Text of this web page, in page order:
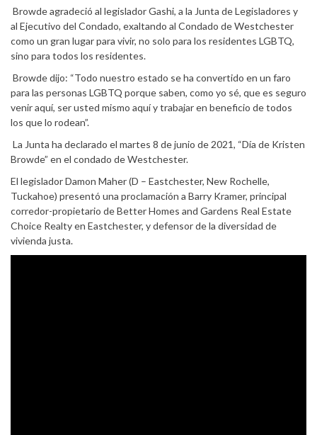
Browde agradeció al legislador Gashi, a la Junta de Legisladores y
al Ejecutivo del Condado, exaltando al Condado de Westchester
como un gran lugar para vivir, no solo para los residentes LGBTQ,
sino para todos los residentes.
Browde dijo: “Todo nuestro estado se ha convertido en un faro
para las personas LGBTQ porque saben, como yo sé, que es seguro
venir aquí, ser usted mismo aquí y trabajar en beneficio de todos
los que lo rodean”.
La Junta ha declarado el martes 8 de junio de 2021, “Día de Kristen
Browde” en el condado de Westchester.
El legislador Damon Maher (D – Eastchester, New Rochelle,
Tuckahoe) presentó una proclamación a Barry Kramer, principal
corredor-propietario de Better Homes and Gardens Real Estate
Choice Realty en Eastchester, y defensor de la diversidad de
vivienda justa.